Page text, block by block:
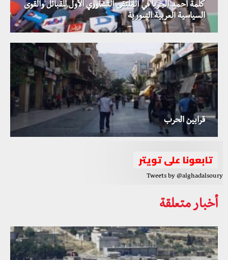
كلمة أحمد الجربا في الملتقى التشاوري الأول للقبائل والقوى
السياسية العربية السورية
قرابين الحرب
تابعونا على تويتر
Tweets by @alghadalsoury
أخبار متعلقة